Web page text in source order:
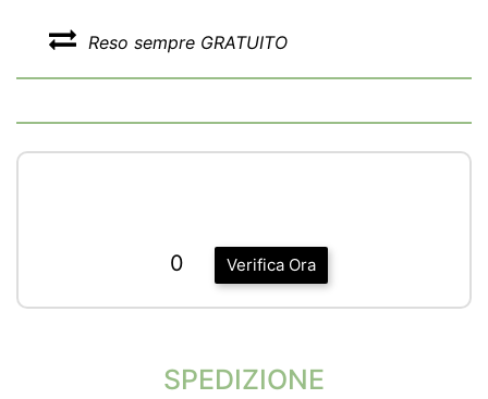
Reso sempre GRATUITO
Verifica Ora
0
SPEDIZIONE